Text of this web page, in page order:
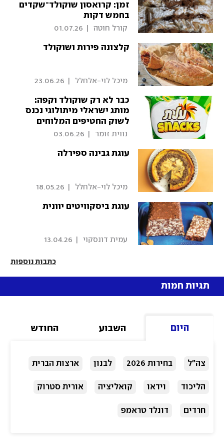
זמן: קרואסון שוקולד־שקדים
בחמש דקות
קורל חוטה 01.07.26
קלצונה פירות ושוקולד
מיכל לוי-אלחלל 23.06.26
כבר לא רק שוקולד וקפה:
מותג ישראלי מיתולוגי נכנס
לשוק החטיפים המלוחים
נווית זומר 03.06.26
עוגת גבינה ספירלה
מיכל לוי-אלחלל 18.05.26
עוגת ביסקוויטים יוונית
עמית דונסקוי 13.04.26
כתבות נוספות
תגיות חמות
היום השבוע החודש
צה"ל בחירות 2026 לבנון ארצות הברית
הליכוד וידאו קואליציה אורית סטרוק
חרדים דונלד טראמפ